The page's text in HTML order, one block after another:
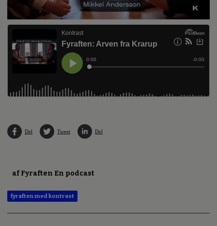
Del Tweet Del
af Fyraften En podcast
fyraften med kontrast